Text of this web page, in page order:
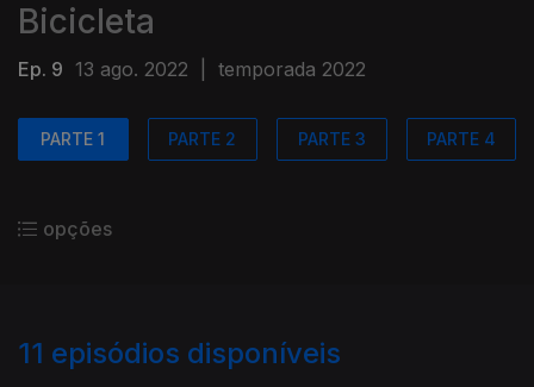
Bicicleta
Ep. 9 13 ago. 2022 temporada 2022
PARTE 1 PARTE 2 PARTE 3 PARTE 4
opções
11 episódios disponíveis